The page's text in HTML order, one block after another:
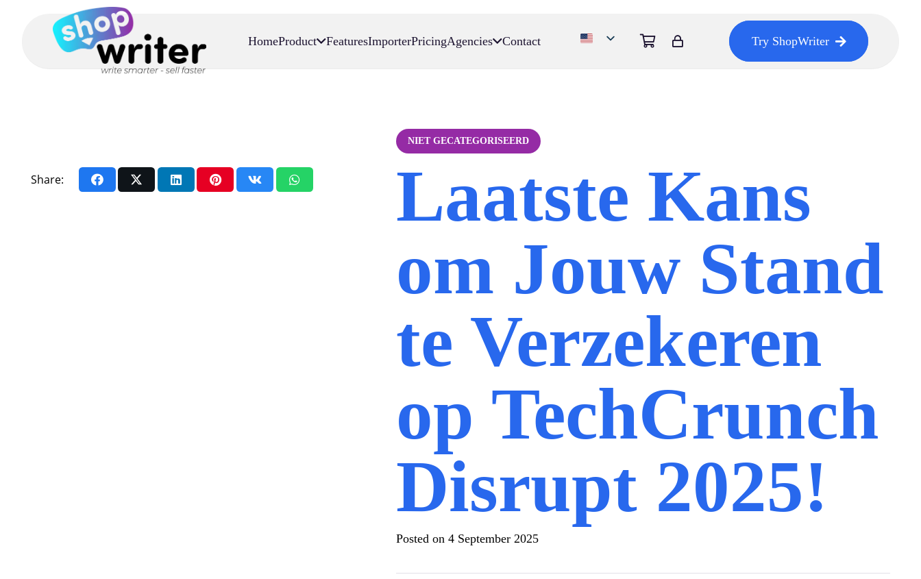
HomeProduct FeaturesImporterPricingAgencies Contact Try ShopWriter
Share:
NIET GECATEGORISEERD
Laatste Kans
om Jouw Stand
te Verzekeren
op TechCrunch
Disrupt 2025!
Posted on 4 September 2025